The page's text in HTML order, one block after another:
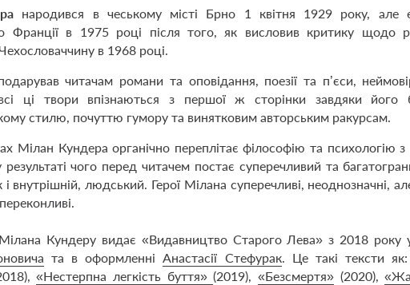
народився в чеському місті Брно 1 квітня 1929 року, але
в 1975 році після того, як висловив критику щодо
в 1968 році.
читачам романи та оповідання, поезії та п’єси,
всі ці твори впізнаються з першої ж сторінки завдяки його
стилю, почуттю гумору та винятковим авторським ракурсам.
Мілан Кундера органічно переплітає філософію та психологію з
чого перед читачем постає суперечливий та
і внутрішній, людський. Герої Мілана суперечливі, неоднозначні,
Кундеру видає «Видавництво Старого Лева» з 2018 року
та в оформленні Анастасії Стефурак. Це такі тексти як:
«Нестерпна легкість буття»(2019),«Безсмертя» (2020),